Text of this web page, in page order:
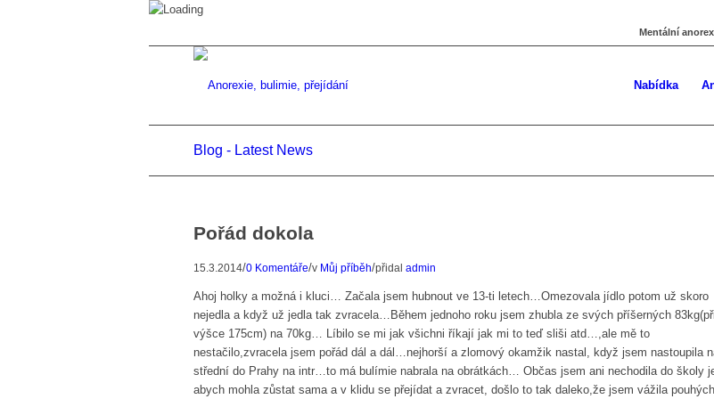
Mentální
Nabídka
Blog - Latest News
Pořád dokola
15.3.2014/0 Komentáře/v Můj příběh/přidal admin
Ahoj holky a možná i kluci… Začala jsem hubnout ve 13-ti letech…Omezovala jídlo potom už skoro
nejedla a když už jedla tak zvracela…Během jednoho roku jsem zhubla ze svých příšerných 83kg(při
výšce 175cm) na 70kg… Líbilo se mi jak všichni říkají jak mi to teď sliši atd…,ale mě to
nestačilo,zvracela jsem pořád dál a dál…nejhorší a zlomový okamžik nastal, když jsem nastoupila
střední do Prahy na intr…to má bulímie nabrala na obrátkách… Občas jsem ani nechodila do školy
abych mohla zůstat sama a v klidu se přejídat a zvracet, došlo to tak daleko,že jsem vážila pouhých